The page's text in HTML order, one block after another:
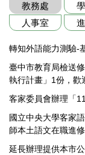
教務處
人事室
轉知外語能力測驗-
臺中市教育局檢送
執行計畫」1份，歡
客家委員會辦理「
國立中央大學客家
師本土語文在職進
延長辦理提供本市